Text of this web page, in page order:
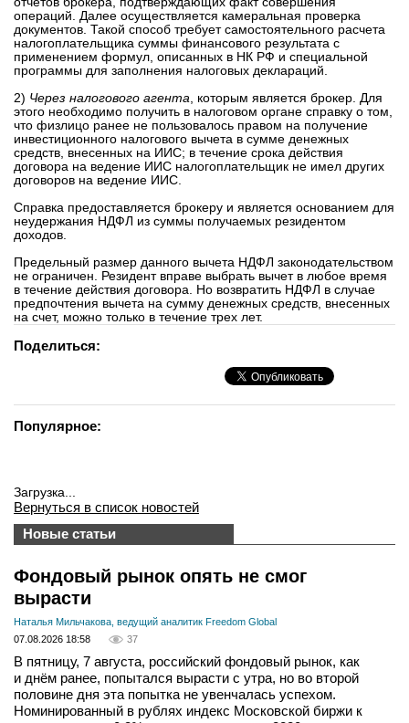
операций. Далее осуществляется камеральная проверка
документов. Такой способ требует самостоятельного расчета
налогоплательщика суммы финансового результата с
применением формул, описанных в НК РФ и специальной
программы для заполнения налоговых деклараций.
2) Через налогового агента , которым является брокер. Для
этого необходимо получить в налоговом органе справку о том,
что физлицо ранее не пользовалось правом на получение
инвестиционного налогового вычета в сумме денежных
средств, внесенных на ИИС; в течение срока действия
договора на ведение ИИС налогоплательщик не имел других
договоров на ведение ИИС.
Справка предоставляется брокеру и является основанием для
неудержания НДФЛ из суммы получаемых резидентом
доходов.
Предельный размер данного вычета НДФЛ законодательством
не ограничен. Резидент вправе выбрать вычет в любое время
в течение действия договора. Но возвратить НДФЛ в случае
предпочтения вычета на сумму денежных средств, внесенных
на счет, можно только в течение трех лет.
Поделиться:
Популярное:
Загрузка...
Вернуться в список новостей
Новые статьи
Фондовый рынок опять не смог
вырасти
Наталья Мильчакова, ведущий аналитик Freedom Global
07.08.2026 18:58
37
В пятницу, 7 августа, российский фондовый рынок, как
и днём ранее, попытался вырасти с утра, но во второй
половине дня эта попытка не увенчалась успехом.
Номинированный в рублях индекс Московской биржи к